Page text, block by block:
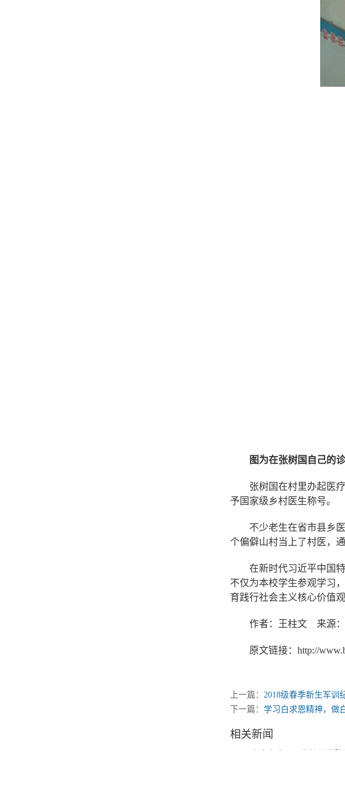
图为在张树国 自己的
张树国在村里办起医
予国家级乡村医生称号。
不少老生在省市县乡
个偏僻山村当上了村医，
在新时代习近平中国
不仅为本校学生参观学习
育践行社会主义核心价值
作者：王柱文 来源：
原文链接：http://
上一篇： 2018级春季新生军
下一篇： 学习白求恩精神，做
相关新闻